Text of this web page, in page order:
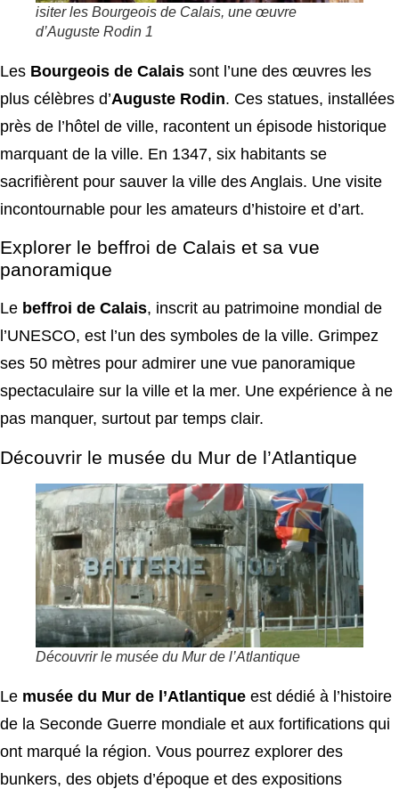
isiter les Bourgeois de Calais, une œuvre
d’Auguste Rodin 1
Les Bourgeois de Calais sont l’une des œuvres les
plus célèbres d’Auguste Rodin. Ces statues, installées
près de l’hôtel de ville, racontent un épisode historique
marquant de la ville. En 1347, six habitants se
sacrifièrent pour sauver la ville des Anglais. Une visite
incontournable pour les amateurs d’histoire et d’art.
Explorer le beffroi de Calais et sa vue
panoramique
Le beffroi de Calais, inscrit au patrimoine mondial de
l’UNESCO, est l’un des symboles de la ville. Grimpez
ses 50 mètres pour admirer une vue panoramique
spectaculaire sur la ville et la mer. Une expérience à ne
pas manquer, surtout par temps clair.
Découvrir le musée du Mur de l’Atlantique
Découvrir le musée du Mur de l’Atlantique
Le musée du Mur de l’Atlantique est dédié à l’histoire
de la Seconde Guerre mondiale et aux fortifications qui
ont marqué la région. Vous pourrez explorer des
bunkers, des objets d’époque et des expositions